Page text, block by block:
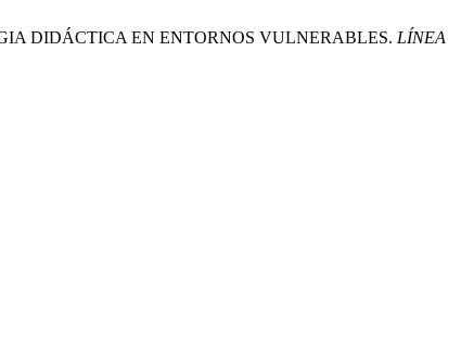
DIDÁCTICA EN ENTORNOS VULNERABLES. LÍNEA